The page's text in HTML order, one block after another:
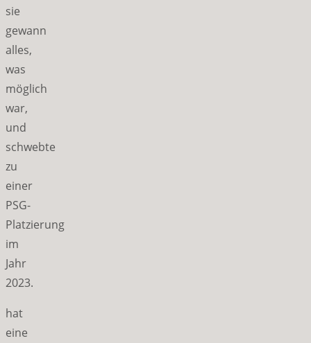
sie
gewann
alles,
was
möglich
war,
und
schwebte
zu
einer
PSG-
Platzierung
im
Jahr
2023.
hat
eine